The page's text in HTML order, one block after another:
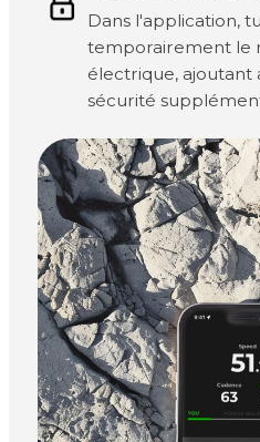
Dans l'application,
temporairement le
électrique, ajoutant
sécurité